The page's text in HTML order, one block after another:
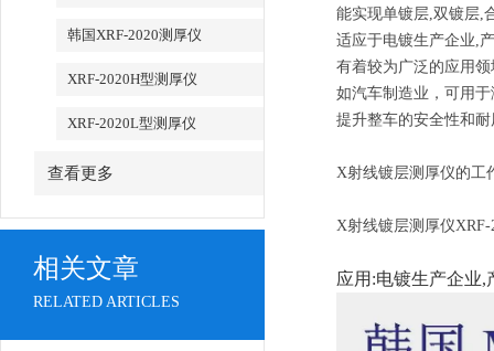
韩国XRF-2020测厚仪
XRF-2020H型测厚仪
XRF-2020L型测厚仪
查看更多
相关文章
RELATED ARTICLES
能实现单镀层,双镀层,
适应于电镀生产企业,
有着较为广泛的应用
如汽车制造业，可用
提升整车的安全性和
X射线镀层测厚仪的工
X射线镀层测厚仪
应用:电镀生产企业,